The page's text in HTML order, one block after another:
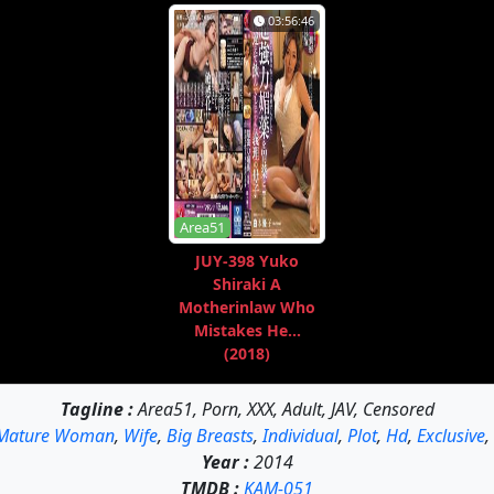
03:56:46
Area51
JUY-398 Yuko
Shiraki A
Motherinlaw Who
Mistakes He...
(2018)
Tagline :Area51, Porn, XXX, Adult, JAV, Censored
Woman, Wife, Big Breasts,Individual, Plot, Hd, Exclusive,
Year :2014
TMDB :KAM-051